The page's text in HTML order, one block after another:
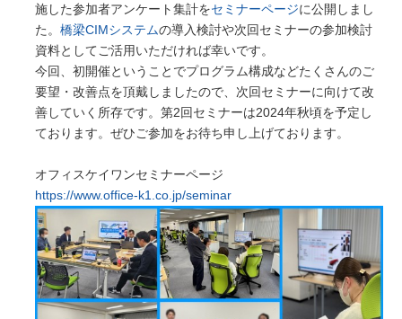
施した参加者アンケート集計をセミナーページに公開しまし
た。橋梁CIMシステムの導入検討や次回セミナーの参加検討
資料としてご活用いただければ幸いです。
今回、初開催ということでプログラム構成などたくさんのご
要望・改善点を頂戴しましたので、次回セミナーに向けて改
善していく所存です。第2回セミナーは2024年秋頃を予定し
ております。ぜひご参加をお待ち申し上げております。
オフィスケイワンセミナーページ
https://www.office-k1.co.jp/seminar